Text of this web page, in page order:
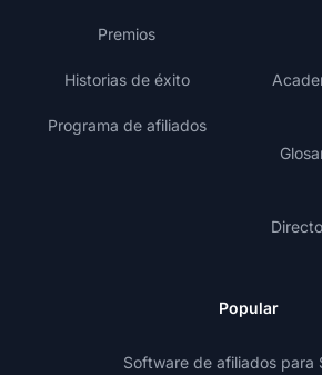
Premios
Historias de éxito
Programa de afiliados
Popular
Software de afiliados para